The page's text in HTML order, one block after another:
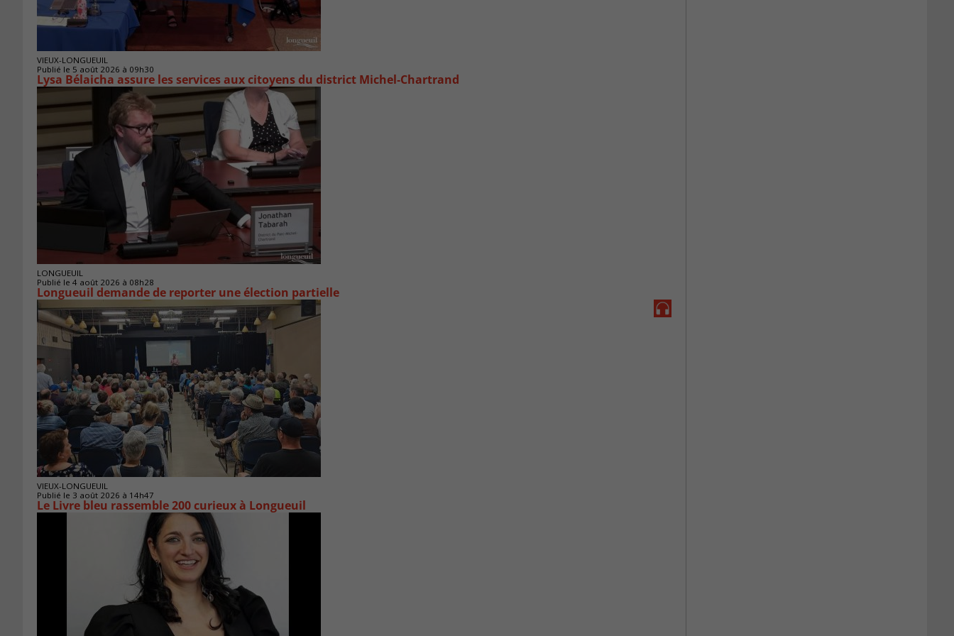
VIEUX-LONGUEUIL
Publié le 5 août 2026 à 09h30
Lysa Bélaicha assure les services aux citoyens du district Michel‑Chartrand
LONGUEUIL
Publié le 4 août 2026 à 08h28
Longueuil demande de reporter une élection partielle
VIEUX-LONGUEUIL
Publié le 3 août 2026 à 14h47
Le Livre bleu rassemble 200 curieux à Longueuil